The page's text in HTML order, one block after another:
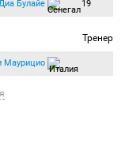
Булайе 19
Тренер
Маурицио